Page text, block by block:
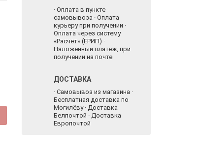
· Оплата в пункте
самовывоза · Оплата
курьеру при получении ·
Оплата через систему
«Расчет» (ЕРИП) ·
Наложенный платёж, при
получении на почте
ДОСТАВКА
· Самовывоз из магазина ·
Бесплатная доставка по
Могилёву · Доставка
Белпочтой · Доставка
Европочтой